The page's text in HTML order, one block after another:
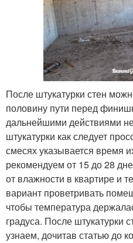
После штукатурки стен
половину пути перед
дальнейшими действиями
штукатурки как следует
смесях указывается время
рекомендуем от 15 до 28
от влажности в квартире и
вариант проветривать
чтобы температура
градуса. После штукатурки
узнаем, дочитав статью до